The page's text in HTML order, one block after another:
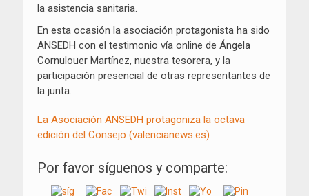
la asistencia sanitaria.
En esta ocasión la asociación protagonista ha sido
ANSEDH con el testimonio vía online de Ángela
Cornulouer Martínez, nuestra tesorera, y la
participación presencial de otras representantes de
la junta.
La Asociación ANSEDH protagoniza la octava
edición del Consejo (valencianews.es)
Por favor síguenos y comparte: